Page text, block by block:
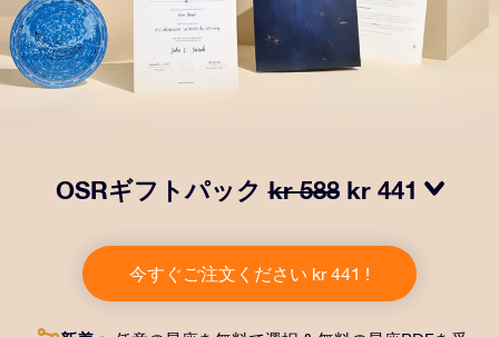
OSRギフトパックkr 588 kr 441
所に送付される美しい封筒とカスタマイズされたドキュ
メント、デジタルドキュメントが含まれている他、弊社
のアプリを無料で利用できます。大切や人や友達に永遠
今すぐご注文ください kr 441 !